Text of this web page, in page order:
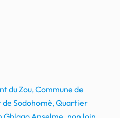
du Zou, Commune de
Sodohomè, Quartier